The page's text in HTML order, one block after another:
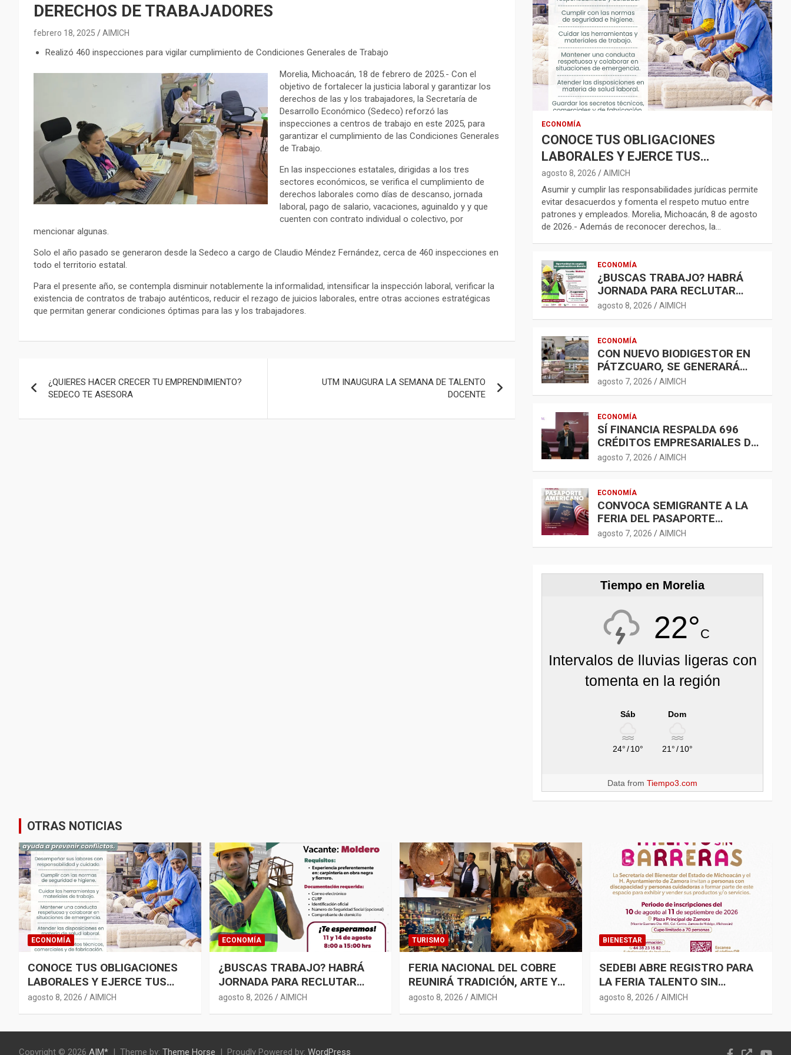
DERECHOS DE TRABAJADORES
febrero 18, 2025 AIMICH
Realizó 460 inspecciones para vigilar cumplimiento de Condiciones Generales de Trabajo
Morelia, Michoacán, 18 de febrero de 2025.- Con el
objetivo de fortalecer la justicia laboral y garantizar los
derechos de las y los trabajadores, la Secretaría de
Desarrollo Económico (Sedeco) reforzó las
inspecciones a centros de trabajo en este 2025, para
garantizar el cumplimiento de las Condiciones Generales
de Trabajo.
En las inspecciones estatales, dirigidas a los tres
sectores económicos, se verifica el cumplimiento de
derechos laborales como días de descanso, jornada
laboral, pago de salario, vacaciones, aguinaldo y y que
cuenten con contrato individual o colectivo, por
mencionar algunas.
Solo el año pasado se generaron desde la Sedeco a cargo de Claudio Méndez Fernández, cerca de 460 inspecciones en
todo el territorio estatal.
Para el presente año, se contempla disminuir notablemente la informalidad, intensificar la inspección laboral, verificar la
existencia de contratos de trabajo auténticos, reducir el rezago de juicios laborales, entre otras acciones estratégicas
que permitan generar condiciones óptimas para las y los trabajadores.
de
entradas
¿QUIERES HACER CRECER TU EMPRENDIMIENTO?
SEDECO TE ASESORA
UTM INAUGURA LA SEMANA DE TALENTO
DOCENTE
ECONOMÍA
CONOCE TUS OBLIGACIONES
LABORALES Y EJERCE TUS
DERECHOS CON RESPONSABILIDAD
agosto 8, 2026 AIMICH
Asumir y cumplir las responsabilidades jurídicas permite
evitar desacuerdos y fomenta el respeto mutuo entre
patrones y empleados. Morelia, Michoacán, 8 de agosto
de 2026.- Además de reconocer derechos, la…
ECONOMÍA
¿BUSCAS TRABAJO? HABRÁ
JORNADA PARA RECLUTAR
PERSONAL PARA LA
CONSTRUCCIÓN EN MORELIA
agosto 8, 2026 AIMICH
ECONOMÍA
CON NUEVO BIODIGESTOR EN
PÁTZCUARO, SE GENERARÁ
ENERGÍA LIMPIA Y
BIOFERTILIZANTES
agosto 7, 2026 AIMICH
ECONOMÍA
SÍ FINANCIA RESPALDA 696
CRÉDITOS EMPRESARIALES DE
500 MIL A 5 MDP
agosto 7, 2026 AIMICH
ECONOMÍA
CONVOCA SEMIGRANTE A LA
FERIA DEL PASAPORTE
ESTADOUNIDENSE 2026
agosto 7, 2026 AIMICH
Tiempo en Morelia
22°C
Intervalos de lluvias ligeras con
tomenta en la región
Sáb
24°/ 10°
Dom
21°/ 10°
Data fromTiempo3.com
OTRAS NOTICIAS
ECONOMÍA
CONOCE TUS OBLIGACIONES
LABORALES Y EJERCE TUS
DERECHOS CON
agosto 8, 2026 AIMICH
ECONOMÍA
¿BUSCAS TRABAJO? HABRÁ
JORNADA PARA RECLUTAR
PERSONAL PARA LA
agosto 8, 2026 AIMICH
TURISMO
FERIA NACIONAL DEL COBRE
REUNIRÁ TRADICIÓN, ARTE Y
GASTRONOMÍA EN SANTA
agosto 8, 2026 AIMICH
BIENESTAR
SEDEBI ABRE REGISTRO PARA
LA FERIA TALENTO SIN
BARRERAS EN ZAMORA
agosto 8, 2026 AIMICH
Copyright © 2026 AIM* Theme by: Theme Horse Proudly Powered by: WordPress